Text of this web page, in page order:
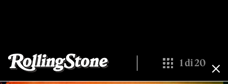
Show All
1di20